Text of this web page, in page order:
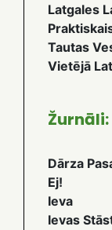
Latgales
Tautas
Vietējā
Žurnāli:
Dārza
Ej!
Ieva
Ievas